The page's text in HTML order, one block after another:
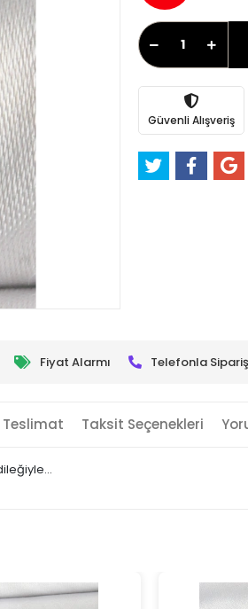
Güvenli Alışveriş
Fiyat Alarmı Telefonla Sipariş
Taksit Seçenekleri